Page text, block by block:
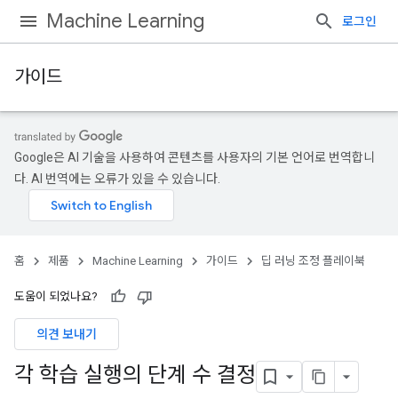
Machine Learning 로그인
가이드
Google은 AI 기술을 사용하여 콘텐츠를 사용자의 기본 언어로 번역합니
다. AI 번역에는 오류가 있을 수 있습니다.
홈 제품 Machine Learning 가이드 딥 러닝 조정 플레이북
도움이 되었나요?
의견 보내기
각 학습 실행의 단계 수 결정